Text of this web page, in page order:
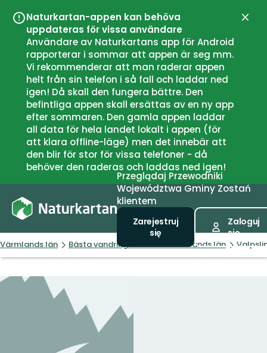
Naturkartan-appen kan behöva
uppdateras för vissa användare
Användare av Naturkartans app för Android
rapporterar i sommar att appen är seg mm.
Vi rekommenderar att man raderar appen
helt från sin telefon i så fall och laddar ned
igen! Då skall den fungera bättre. Den
befintliga appen skall ersättas av en ny app
efter sommaren. Den gamla appen laddar
all data för hela landet lokalt i appen (för
att klara offline-läge) men det innebär att
den blir för stor för vissa telefoner - då
behöver den raderas och laddas ned igen!
Przeglądaj Przewodniki
Województwa Gminy Zostań
klientem
Zarejestruj
się
Zaloguj
się
Värmlands län Bästa vandringslederna i Värmlands län